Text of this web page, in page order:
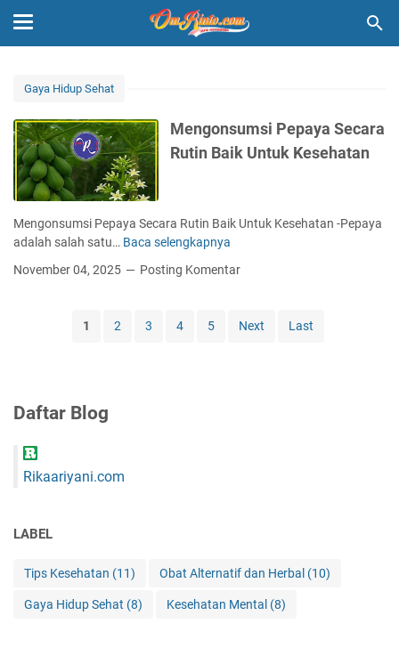
Gaya Hidup Sehat
Mengonsumsi Pepaya Secara
Rutin Baik Untuk Kesehatan
Mengonsumsi Pepaya Secara Rutin Baik Untuk Kesehatan -Pepaya
adalah salah satu… Baca selengkapnya
e
c
November 04, 2025 Posting Komentar
1 2 3 4 5 Next Last
Daftar Blog
Rikaariyani.com
LABEL
Tips Kesehatan (11) Obat Alternatif dan Herbal (10)
Gaya Hidup Sehat (8) Kesehatan Mental (8)